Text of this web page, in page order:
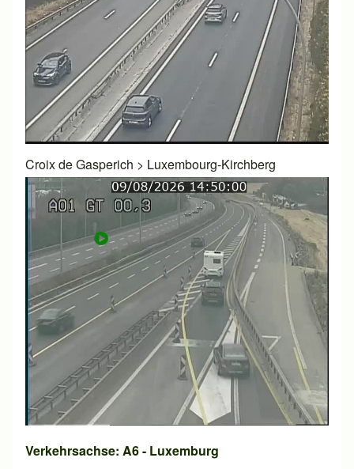
Croix de Gasperich > Luxembourg-Kirchberg
Verkehrsachse: A6 - Luxemburg